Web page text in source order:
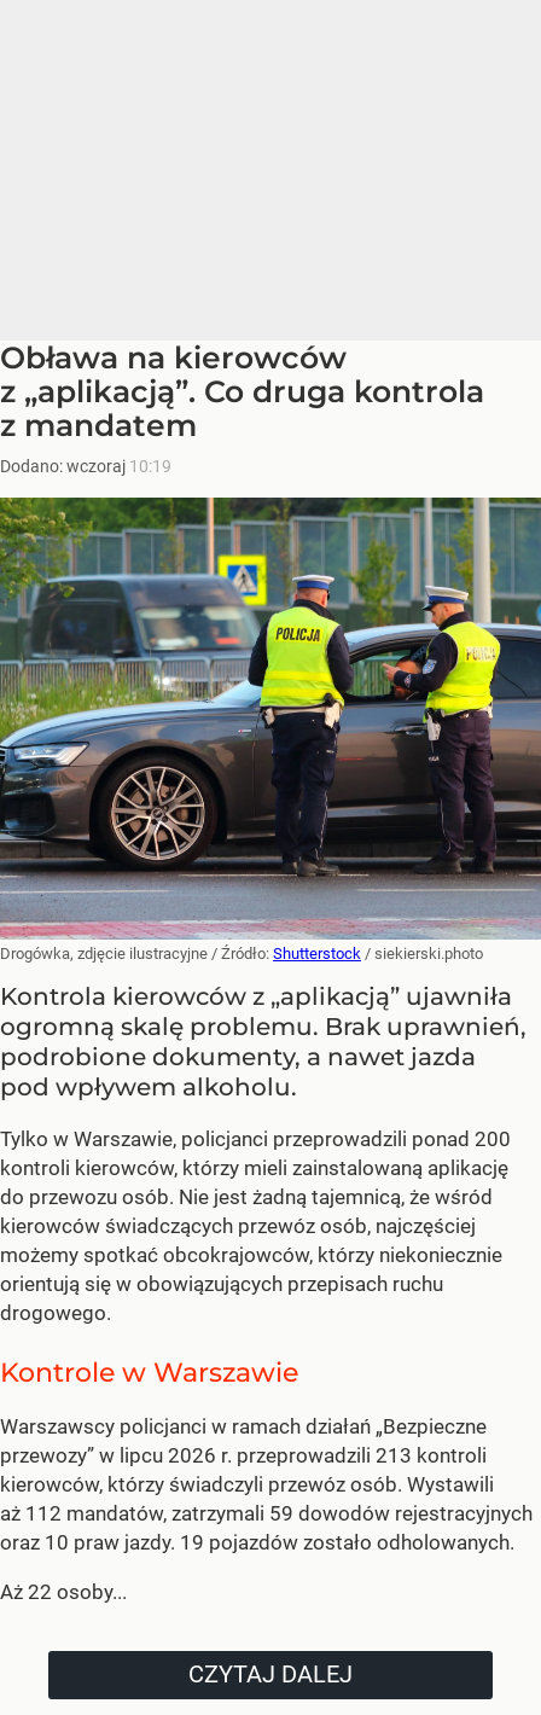
Obława na kierowców
z „aplikacją”. Co druga kontrola
z mandatem
Dodano:wczoraj 10:19
Drogówka, zdjęcie ilustracyjne / Źródło: Shutterstock / siekierski.photo
Kontrola kierowców z „aplikacją” ujawniła
ogromną skalę problemu. Brak uprawnień,
podrobione dokumenty, a nawet jazda
pod wpływem alkoholu.
Tylko w Warszawie, policjanci przeprowadzili ponad 200
kontroli kierowców, którzy mieli zainstalowaną aplikację
do przewozu osób. Nie jest żadną tajemnicą, że wśród
kierowców świadczących przewóz osób, najczęściej
możemy spotkać obcokrajowców, którzy niekoniecznie
orientują się w obowiązujących przepisach ruchu
drogowego.
Kontrole w Warszawie
Warszawscy policjanci w ramach działań „Bezpieczne
przewozy” w lipcu 2026 r. przeprowadzili 213 kontroli
kierowców, którzy świadczyli przewóz osób. Wystawili
aż 112 mandatów, zatrzymali 59 dowodów rejestracyjnych
oraz 10 praw jazdy. 19 pojazdów zostało odholowanych.
Aż 22 osoby...
CZYTAJ DALEJ